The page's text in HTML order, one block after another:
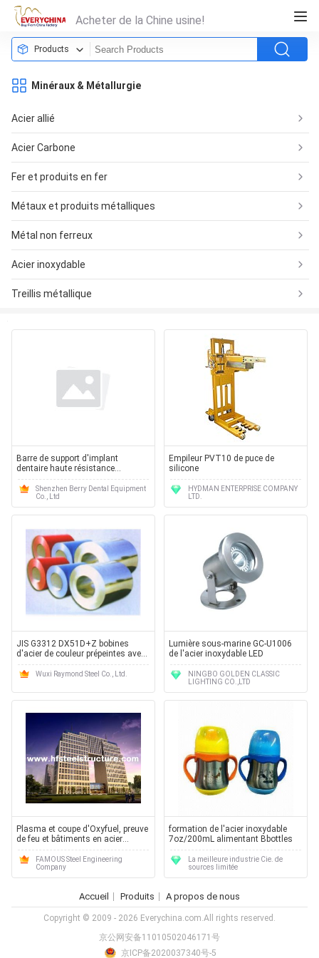
Acheter de la Chine usine!
Products
Minéraux & Métallurgie
Acier allié
Acier Carbone
Fer et produits en fer
Métaux et produits métalliques
Métal non ferreux
Acier inoxydable
Treillis métallique
Barre de support d'implant
dentaire haute résistance
résistant à la corrosion offrant
soutien et stabilité pour les
prothèses dentaires fixes
Shenzhen Berry Dental Equipment
Co., Ltd
Empileur PVT10 de puce de
silicone
HYDMAN ENTERPRISE COMPANY
LTD.
JIS G3312 DX51D+Z bobines
d'acier de couleur prépeintes avec
revêtement en zinc Z60Z275 pour
les panneaux de toiture et de
Wuxi Raymond Steel Co., Ltd.
Lumière sous-marine GC-U1006
de l'acier inoxydable LED
NINGBO GOLDEN CLASSIC
LIGHTING CO.,LTD
Plasma et coupe d'Oxyfuel, preuve
de feu et bâtiments en acier
commerciaux de preuve de rouille
FAMOUS Steel Engineering
Company
formation de l'acier inoxydable
7oz/200mL alimentant Bbottles
La meilleure industrie Cie. de
sources limitée
Accueil Produits A propos de nous
Copyright © 2009 - 2026 Everychina.com.All rights reserved.
京公网安备11010502046171号
京ICP备2020037340号-5